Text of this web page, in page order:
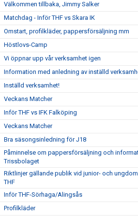
Välkommen tillbaka, Jimmy Salker
Matchdag - Inför THF vs Skara IK
Omstart, profilkläder, pappersförsäljning mm
Höstlovs-Camp
Vi öppnar upp vår verksamhet igen
Information med anledning av inställd
Inställd verksamhet!
Veckans Matcher
Inför THF vs IFK Falköping
Veckans Matcher
Bra säsongsinledning för J18
Påminnelse om pappersförsäljning och
Trissbolaget
Riktlinjer gällande publik vid junior- och
THF
Inför THF-Sörhaga/Alingsås
Profilkläder